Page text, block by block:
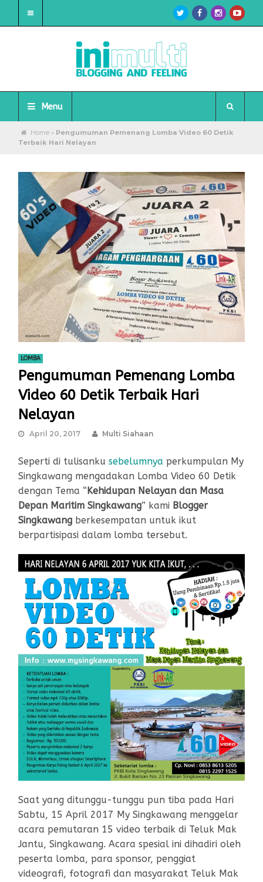
Menu
Home» Pengumuman Pemenang Lomba Video 60 Detik
Terbaik Hari Nelayan
LOMBA
Pengumuman Pemenang Lomba
Video 60 Detik Terbaik Hari
Nelayan
April 20, 2017 Multi Siahaan
Seperti di tulisanku sebelumnya perkumpulan My
Singkawang mengadakan Lomba Video 60 Detik
dengan Tema “Kehidupan Nelayan dan Masa
Depan Maritim Singkawang” kami Blogger
Singkawang berkesempatan untuk ikut
berpartisipasi dalam lomba tersebut.
Saat yang ditunggu-tunggu pun tiba pada Hari
Sabtu, 15 April 2017 My Singkawang menggelar
acara pemutaran 15 video terbaik di Teluk Mak
Jantu, Singkawang. Acara spesial ini dihadiri oleh
peserta lomba, para sponsor, penggiat
videografi, fotografi dan masyarakat Teluk Mak